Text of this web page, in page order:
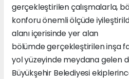
gerçekleştirilen çalışmalarla,
konforu önemli ölçüde
alanı içerisinde yer alan
bölümde gerçekleştirilen inşa
yol yüzeyinde meydana gelen
Büyükşehir Belediyesi